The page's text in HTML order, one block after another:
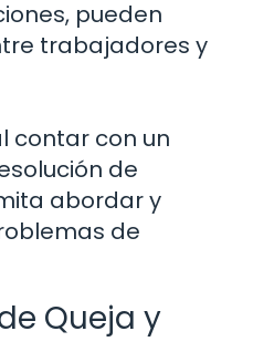
pueden
trabajadores y
contar con un
de
abordar y
de
Queja y